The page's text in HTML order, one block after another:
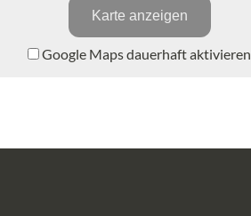
Karte anzeigen
Google Maps dauerhaft aktivieren